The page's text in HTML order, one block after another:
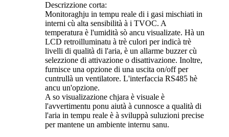
Descrizzione corta:
Monitoraghju in tempu reale di i gasi mischiati in
interni cù alta sensibilità à i TVOC. A
temperatura è l'umidità sò ancu visualizate. Hà un
LCD retroilluminatu à trè culori per indicà trè
livelli di qualità di l'aria, è un allarme buzzer cù
selezzione di attivazione o disattivazione. Inoltre,
furnisce una opzione di una uscita on/off per
cuntrullà un ventilatore. L'interfaccia RS485 hè
ancu un'opzione.
A so visualizazione chjara è visuale è
l'avvertimentu ponu aiutà à cunnosce a qualità di
l'aria in tempu reale è à sviluppà suluzioni precise
per mantene un ambiente internu sanu.